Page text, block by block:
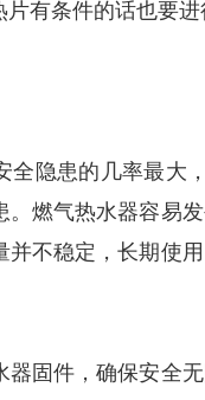
有条件的话也要
隐患的几率最大
燃气热水器容易
并不稳定，长期使
件，确保安全无